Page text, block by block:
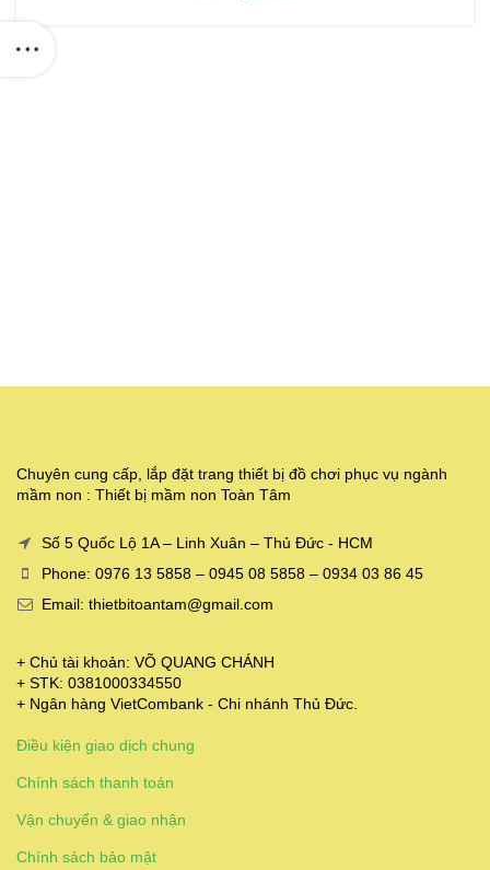
Chuyên cung cấp, lắp đặt trang thiết bị đồ chơi phục vụ ngành
mầm non : Thiết bị mầm non Toàn Tâm
Số 5 Quốc Lộ 1A – Linh Xuân – Thủ Đức - HCM
Phone: 0976 13 5858 – 0945 08 5858 – 0934 03 86 45
Email: thietbitoantam@gmail.com
+ Chủ tài khoản: VÕ QUANG CHÁNH
+ STK: 0381000334550
+ Ngân hàng VietCombank - Chi nhánh Thủ Đức.
Điều kiện giao dịch chung
Chính sách thanh toán
Vận chuyển & giao nhận
Chính sách bảo mật